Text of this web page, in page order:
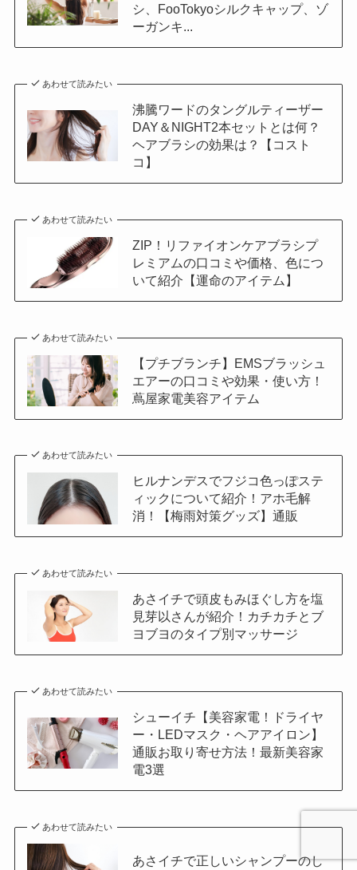
シ、FooTokyoシルクキャップ、ゾ
ーガンキ...
あわせて読みたい
沸騰ワードのタングルティーザー
DAY＆NIGHT2本セットとは何？
ヘアブラシの効果は？【コスト
コ】
あわせて読みたい
ZIP！リファイオンケアブラシプ
レミアムの口コミや価格、色につ
いて紹介【運命のアイテム】
あわせて読みたい
【プチブランチ】EMSブラッシュ
エアーの口コミや効果・使い方！
蔦屋家電美容アイテム
あわせて読みたい
ヒルナンデスでフジコ色っぽステ
ィックについて紹介！アホ毛解
消！【梅雨対策グッズ】通販
あわせて読みたい
あさイチで頭皮もみほぐし方を塩
見芽以さんが紹介！カチカチとブ
ヨブヨのタイプ別マッサージ
あわせて読みたい
シューイチ【美容家電！ドライヤ
ー・LEDマスク・ヘアアイロン】
通販お取り寄せ方法！最新美容家
電3選
あわせて読みたい
あさイチで正しいシャンプーのし